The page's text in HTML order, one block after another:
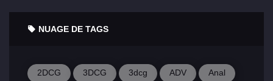
NUAGE DE TAGS
2DCG 3DCG 3dcg ADV Anal